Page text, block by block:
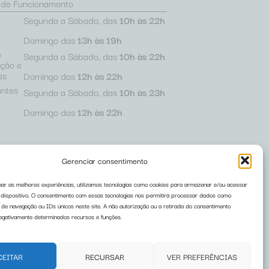
Gerenciar consentimento
as melhores experiências, utilizamos tecnologias como cookies para armazenar e/ou acessar
O consentimento com essas tecnologias nos permitirá processar dados como
navegação ou IDs únicos neste site. A não autorização ou a retirada do consentimento
determinados recursos e funções.
RECURSAR VER PREFERÊNCIAS
Funcionamento
Segunda a Sábado, das 10h às 22h
Domingo das 13h às 19h
e
Segunda a Sábado, das 10h às 22h
Domingo das 12h às 22h
Segunda a Sábado, das 10h às 23h
Domingo das 12h às 22h